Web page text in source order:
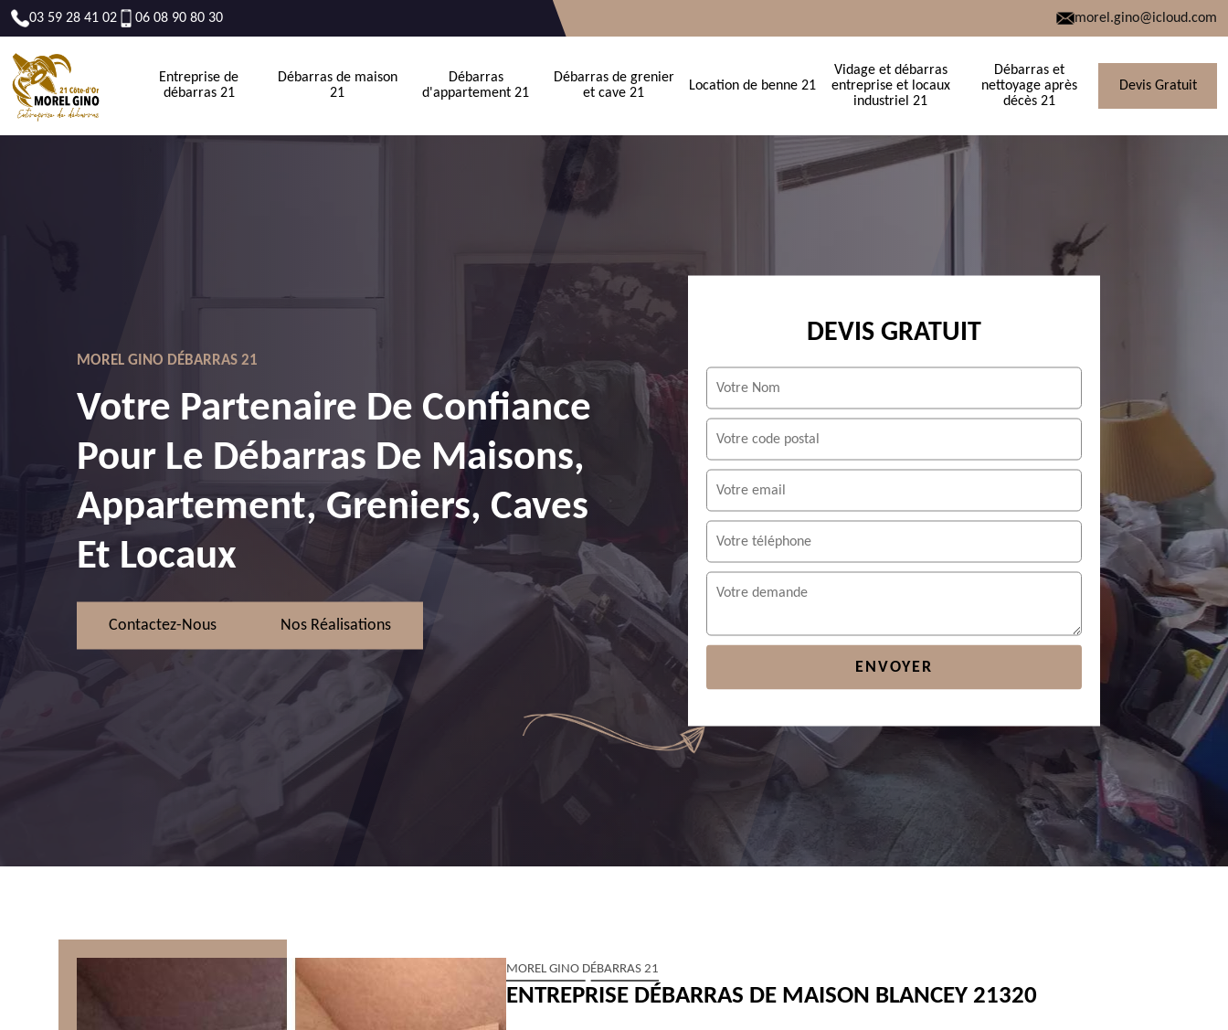
03 59 28 41 02 06 08 90 80 30 morel.gino@icloud.com
Entreprise de
débarras 21
Débarras de maison
21
Débarras
d'appartement 21
Débarras de grenier
et cave 21
Location de benne 21
Vidage et débarras
entreprise et locaux
industriel 21
Débarras et
nettoyage après
décès 21
Devis Gratuit
MOREL GINO DÉBARRAS 21
Votre Partenaire De Confiance
Pour Le Débarras De Maisons,
Appartement, Greniers, Caves
Et Locaux
Contactez-Nous Nos Réalisations
DEVIS GRATUIT
MOREL GINO DÉBARRAS 21
ENTREPRISE DÉBARRAS DE MAISON BLANCEY 21320